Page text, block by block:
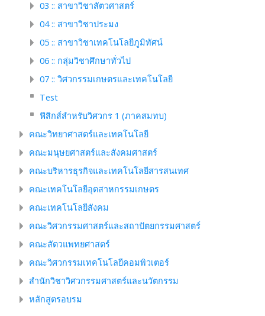
03 :: สาขาวิชาสัตวศาสตร์
04 :: สาขาวิชาประมง
05 :: สาขาวิชาเทคโนโลยีภูมิทัศน์
06 :: กลุ่มวิชาศึกษาทั่วไป
07 :: วิศวกรรมเกษตรและเทคโนโลยี
Test
ฟิสิกส์สำหรับวิศวกร 1 (ภาคสมทบ)
คณะวิทยาศาสตร์และเทคโนโลยี
คณะมนุษยศาสตร์และสังคมศาสตร์
คณะบริหารธุรกิจและเทคโนโลยีสารสนเทศ
คณะเทคโนโลยีอุตสาหกรรมเกษตร
คณะเทคโนโลยีสังคม
คณะวิศวกรรมศาสตร์และสถาปัตยกรรมศาสตร์
คณะสัตวแพทยศาสตร์
คณะวิศวกรรมเทคโนโลยีคอมพิวเตอร์
สำนักวิชาวิศวกรรมศาสตร์และนวัตกรรม
หลักสูตรอบรม